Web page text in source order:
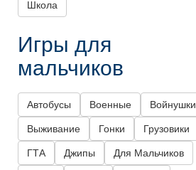
Школа
Игры для
мальчиков
Автобусы Военные Войнушки
Выживание Гонки Грузовики
ГТА Джипы Для Мальчиков